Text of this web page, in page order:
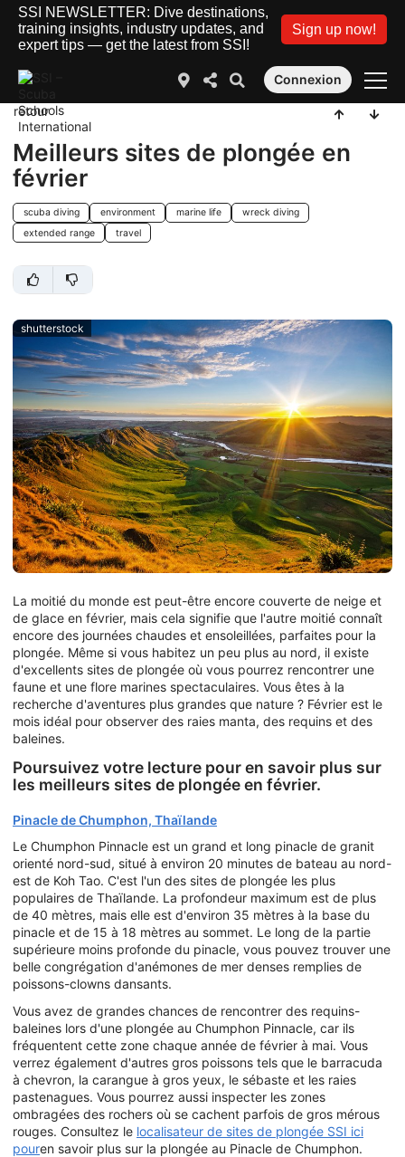
SSI NEWSLETTER: Dive destinations,
training insights, industry updates, and
expert tips — get the latest from SSI!
Sign up now!
Connexion
retour
Meilleurs sites de plongée en
février
scuba diving environment marine life
wreck diving
extended range
travel
shutterstock
La moitié du monde est peut-être encore couverte de neige et
de glace en février, mais cela signifie que l'autre moitié connaît
encore des journées chaudes et ensoleillées, parfaites pour la
plongée. Même si vous habitez un peu plus au nord, il existe
d'excellents sites de plongée où vous pourrez rencontrer une
faune et une flore marines spectaculaires. Vous êtes à la
recherche d'aventures plus grandes que nature ? Février est le
mois idéal pour observer des raies manta, des requins et des
baleines.
Poursuivez votre lecture pour en savoir plus sur
les meilleurs sites de plongée en février.
Pinacle de Chumphon, Thaïlande
Le Chumphon Pinnacle est un grand et long pinacle de granit
orienté nord-sud, situé à environ 20 minutes de bateau au nord-
est de Koh Tao. C'est l'un des sites de plongée les plus
populaires de Thaïlande. La profondeur maximum est de plus
de 40 mètres, mais elle est d'environ 35 mètres à la base du
pinacle et de 15 à 18 mètres au sommet. Le long de la partie
supérieure moins profonde du pinacle, vous pouvez trouver une
belle congrégation d'anémones de mer denses remplies de
poissons-clowns dansants.
Vous avez de grandes chances de rencontrer des requins-
baleines lors d'une plongée au Chumphon Pinnacle, car ils
fréquentent cette zone chaque année de février à mai. Vous
verrez également d'autres gros poissons tels que le barracuda
à chevron, la carangue à gros yeux, le sébaste et les raies
pastenagues. Vous pourrez aussi inspecter les zones
ombragées des rochers où se cachent parfois de gros mérous
rouges. Consultez le localisateur de sites de plongée SSI ici
pouren savoir plus sur la plongée au Pinacle de Chumphon.